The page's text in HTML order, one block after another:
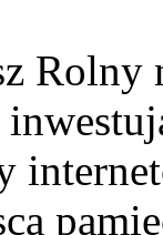
Rolny